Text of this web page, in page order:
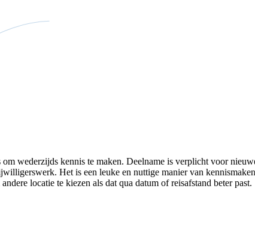
wederzijds kennis te maken. Deelname is verplicht voor
Het is een leuke en nuttige manier van
locatie te kiezen als dat qua datum of reisafstand beter past.